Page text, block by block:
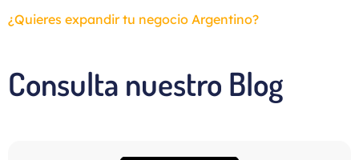
¿Quieres expandir tu negocio Argentino?
Consulta nuestro Blog